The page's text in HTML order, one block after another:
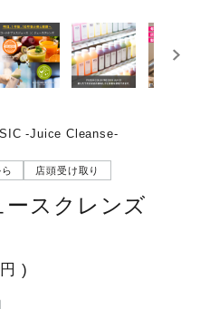
-Juice Cleanse-
店頭受け取り
ースクレンズ
)